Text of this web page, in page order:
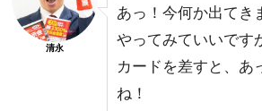
清永
あっ！今何か出てき
やってみていいです
カードを差すと、あ
ね！